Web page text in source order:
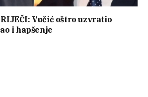
RIJEČI: Vučić oštro uzvratio
i hapšenje